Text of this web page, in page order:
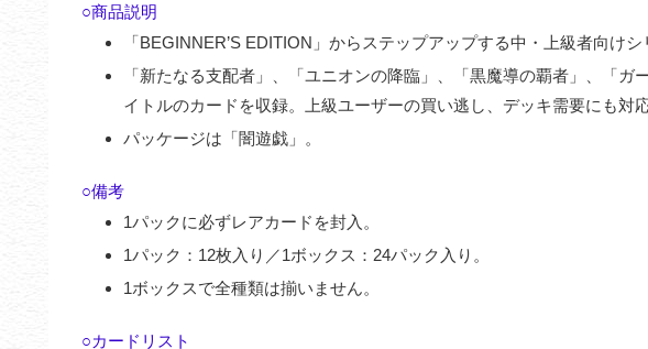
○商品説明
「BEGINNER’S EDITION」からステップアップする中・上級者向けシ
「新たなる支配者」、「ユニオンの降臨」、「黒魔導の覇者」、「ガ
イトルのカードを収録。上級ユーザーの買い逃し、デッキ需要にも対応
パッケージは「闇遊戯」。
○備考
1パックに必ずレアカードを封入。
1パック：12枚入り／1ボックス：24パック入り。
1ボックスで全種類は揃いません。
○カードリスト